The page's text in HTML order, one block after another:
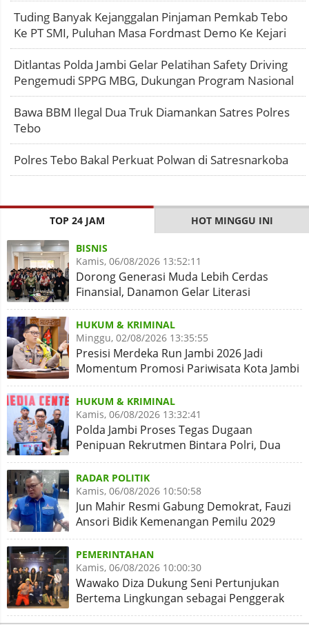
Tuding Banyak Kejanggalan Pinjaman Pemkab Tebo
Ke PT SMI, Puluhan Masa Fordmast Demo Ke Kejari
Ditlantas Polda Jambi Gelar Pelatihan Safety Driving
Pengemudi SPPG MBG, Dukungan Program Nasional
Bawa BBM Ilegal Dua Truk Diamankan Satres Polres
Tebo
Polres Tebo Bakal Perkuat Polwan di Satresnarkoba
TOP 24 JAM HOT MINGGU INI
BISNIS
Kamis, 06/08/2026 13:52:11
Dorong Generasi Muda Lebih Cerdas
Finansial, Danamon Gelar Literasi
Keuangan dan Revitalisasi
HUKUM & KRIMINAL
Minggu, 02/08/2026 13:35:55
Presisi Merdeka Run Jambi 2026 Jadi
Momentum Promosi Pariwisata Kota Jambi
HUKUM & KRIMINAL
Kamis, 06/08/2026 13:32:41
Polda Jambi Proses Tegas Dugaan
Penipuan Rekrutmen Bintara Polri, Dua
Personel Diamankan
RADAR POLITIK
Kamis, 06/08/2026 10:50:58
Jun Mahir Resmi Gabung Demokrat, Fauzi
Ansori Bidik Kemenangan Pemilu 2029
PEMERINTAHAN
Kamis, 06/08/2026 10:00:30
Wawako Diza Dukung Seni Pertunjukan
Bertema Lingkungan sebagai Penggerak
Kota Hijau